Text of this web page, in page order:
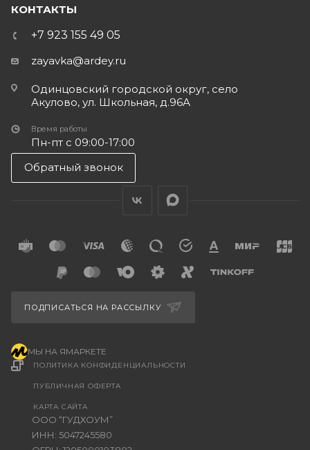
КОНТАКТЫ
+7 923 155 49 05
zayavka@ardey.ru
Одинцовский городской округ, село
Акулово, ул. Школьная, д.96А
Время работы
Пн-пт с 09:00-17:00
Обратный звонок
ООО “ГУДХОУМ”
ИНН: 5047245580
ПОЛИТИКА КОНФИДЕНЦИАЛЬНОСТИ
ПУБЛИЧНАЯ ОФЕРТА
КАРТА САЙТА
ПОДПИСАТЬСЯ НА РАССЫЛКУ
МЫ НА ЯМАРКЕТЕ